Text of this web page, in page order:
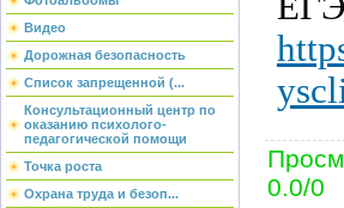
Видео
Дорожная безопасность
Список запрещенной (...
Консультационный центр по
оказанию психолого-
педагогической помощи
Точка роста
Охрана труда и безоп...
0.0/0